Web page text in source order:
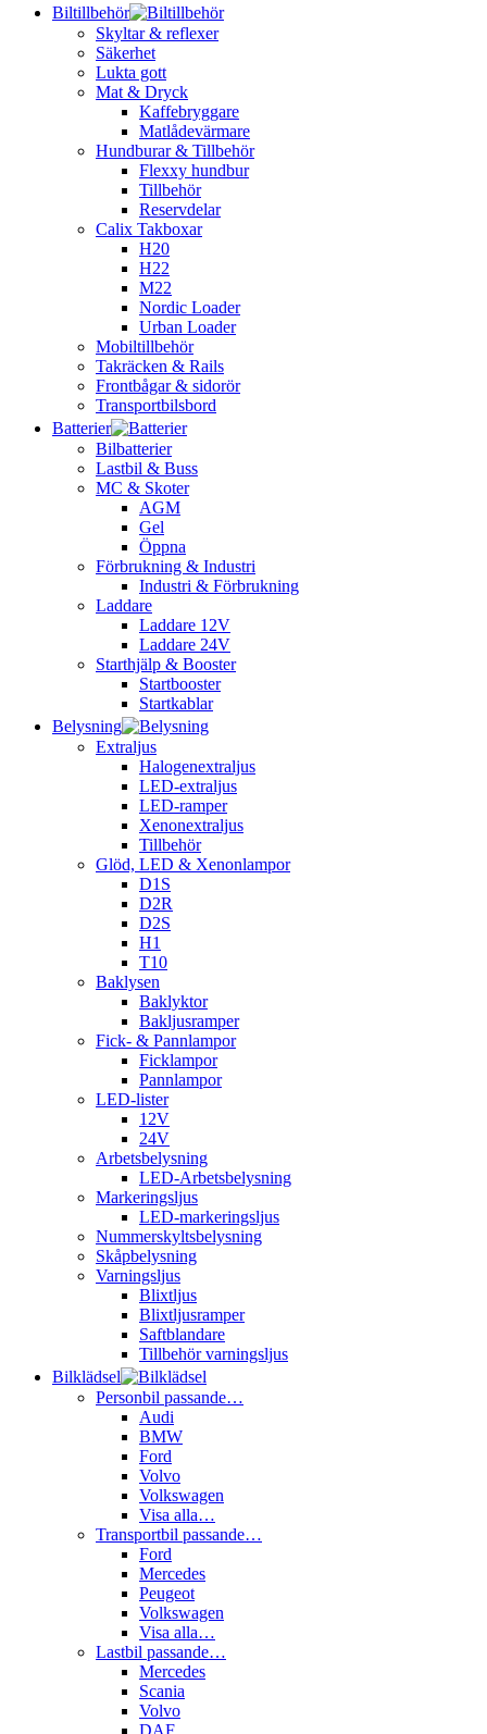
Biltillbehör
Skyltar & reflexer
Säkerhet
Lukta gott
Mat & Dryck
Kaffebryggare
Matlådevärmare
Hundburar & Tillbehör
Flexxy hundbur
Tillbehör
Reservdelar
Calix Takboxar
H20
H22
M22
Nordic Loader
Urban Loader
Mobiltillbehör
Takräcken & Rails
Frontbågar & sidorör
Transportbilsbord
Batterier
Bilbatterier
Lastbil & Buss
MC & Skoter
AGM
Gel
Öppna
Förbrukning & Industri
Industri & Förbrukning
Laddare
Laddare 12V
Laddare 24V
Starthjälp & Booster
Startbooster
Startkablar
Belysning
Extraljus
Halogenextraljus
LED-extraljus
LED-ramper
Xenonextraljus
Tillbehör
Glöd, LED & Xenonlampor
D1S
D2R
D2S
H1
T10
Baklysen
Baklyktor
Bakljusramper
Fick- & Pannlampor
Ficklampor
Pannlampor
LED-lister
12V
24V
Arbetsbelysning
LED-Arbetsbelysning
Markeringsljus
LED-markeringsljus
Nummerskyltsbelysning
Skåpbelysning
Varningsljus
Blixtljus
Blixtljusramper
Saftblandare
Tillbehör varningsljus
Bilklädsel
Personbil passande…
Audi
BMW
Ford
Volvo
Volkswagen
Visa alla…
Transportbil passande…
Ford
Mercedes
Peugeot
Volkswagen
Visa alla…
Lastbil passande…
Mercedes
Scania
Volvo
DAF